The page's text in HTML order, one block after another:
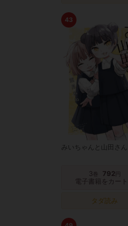
43
みいちゃんと山田さん
3 巻 792円
電子書籍をカー
タダ読み